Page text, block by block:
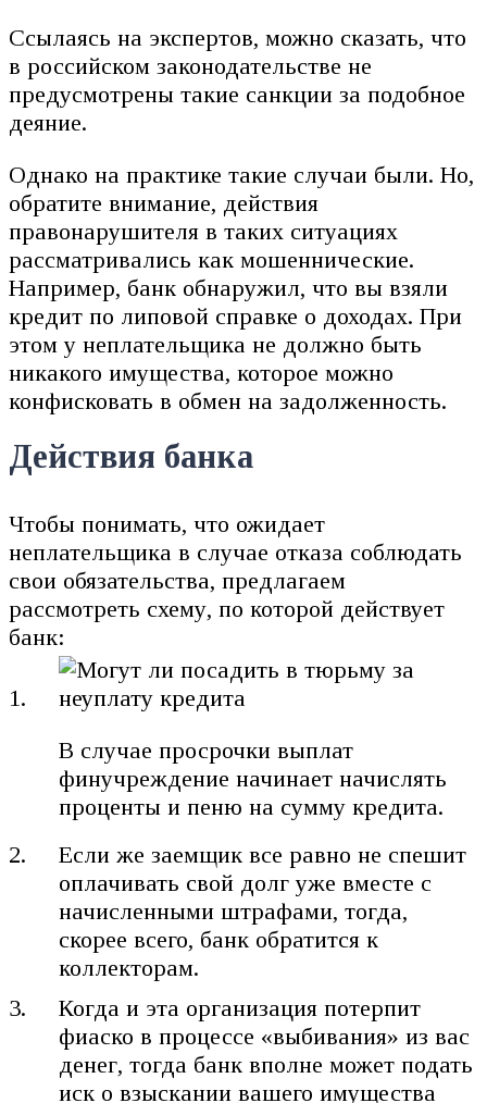
Ссылаясь на экспертов, можно сказать, что
в российском законодательстве не
предусмотрены такие санкции за подобное
деяние.
Однако на практике такие случаи были. Но,
обратите внимание, действия
правонарушителя в таких ситуациях
рассматривались как мошеннические.
Например, банк обнаружил, что вы взяли
кредит по липовой справке о доходах. При
этом у неплательщика не должно быть
никакого имущества, которое можно
конфисковать в обмен на задолженность.
Действия банка
Чтобы понимать, что ожидает
неплательщика в случае отказа соблюдать
свои обязательства, предлагаем
рассмотреть схему, по которой действует
банк:
В случае просрочки выплат
финучреждение начинает начислять
проценты и пеню на сумму кредита.
Если же заемщик все равно не спешит
оплачивать свой долг уже вместе с
начисленными штрафами, тогда,
скорее всего, банк обратится к
коллекторам.
Когда и эта организация потерпит
фиаско в процессе «выбивания» из вас
денег, тогда банк вполне может подать
иск о взыскании вашего имущества